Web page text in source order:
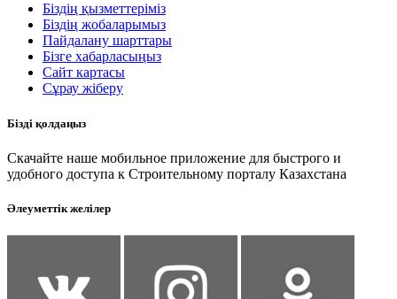
Біздің қызметтеріміз
Біздің жобаларымыз
Пайдалану шарттары
Бізге хабарласыңыз
Сайт картасы
Сұрау жіберу
Бізді қолдаңыз
Скачайте наше мобильное приложение для быстрого и
удобного доступа к Строительному порталу Казахстана
Әлеуметтік желілер